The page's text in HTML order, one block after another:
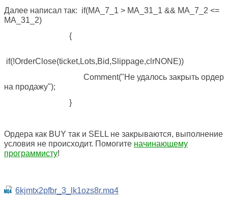
Далее написал так: if(MA_7_1 > MA_31_1 && MA_7_2 <=
MA_31_2)
{
if(!OrderClose(ticket,Lots,Bid,Slippage,clrNONE))
Comment("Не удалось закрыть ордер
на продажу");
}
Ордера как BUY так и SELL не закрываются, выполнение
условия не происходит. Помогите начинающему
программисту!
6kjmtx2pfbr_3_lk1ozs8r.mq4